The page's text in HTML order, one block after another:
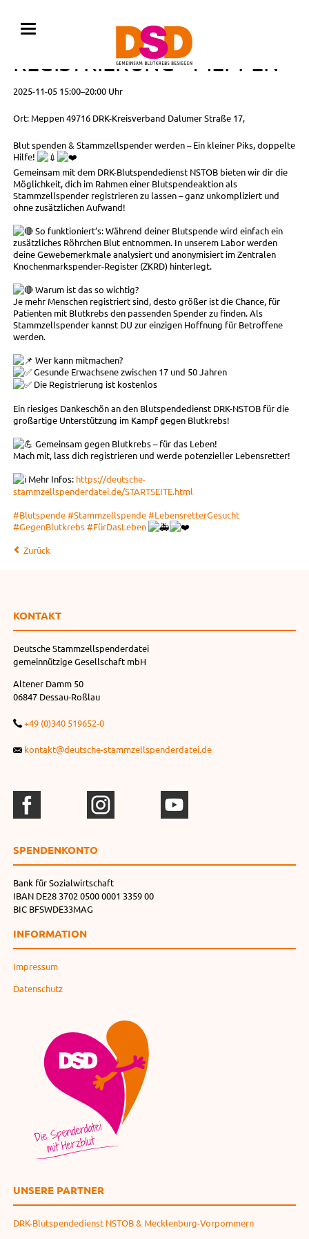
BLUTSPENDE MIT
REGISTRIERUNG • MEPPEN
2025-11-05 15:00–20:00 Uhr
Ort: Meppen 49716 DRK-Kreisverband Dalumer Straße 17,
Blut spenden & Stammzellspender werden – Ein kleiner Piks, doppelte
Hilfe!
Gemeinsam mit dem DRK-Blutspendedienst NSTOB bieten wir dir die
Möglichkeit, dich im Rahmen einer Blutspendeaktion als
Stammzellspender registrieren zu lassen – ganz unkompliziert und
ohne zusätzlichen Aufwand!
So funktioniert’s: Während deiner Blutspende wird einfach ein
zusätzliches Röhrchen Blut entnommen. In unserem Labor werden
deine Gewebemerkmale analysiert und anonymisiert im Zentralen
Knochenmarkspender-Register (ZKRD) hinterlegt.
Warum ist das so wichtig?
Je mehr Menschen registriert sind, desto größer ist die Chance, für
Patienten mit Blutkrebs den passenden Spender zu finden. Als
Stammzellspender kannst DU zur einzigen Hoffnung für Betroffene
werden.
Wer kann mitmachen?
Gesunde Erwachsene zwischen 17 und 50 Jahren
Die Registrierung ist kostenlos
Ein riesiges Dankeschön an den Blutspendedienst DRK-NSTOB für die
großartige Unterstützung im Kampf gegen Blutkrebs!
Gemeinsam gegen Blutkrebs – für das Leben!
Mach mit, lass dich registrieren und werde potenzieller Lebensretter!
Mehr Infos: https://deutsche-
stammzellspenderdatei.de/STARTSEITE.html
#Blutspende#Stammzellspende#LebensretterGesucht
#GegenBlutkrebs#FürDasLeben
Zurück
KONTAKT
Deutsche Stammzellspenderdatei
gemeinnützige Gesellschaft mbH
Altener Damm 50
06847 Dessau-Roßlau
+49 (0)340 519652-0
kontakt@deutsche-stammzellspenderdatei.de
SPENDEN­KONTO
Bank für Sozialwirtschaft
IBAN DE28 3702 0500 0001 3359 00
BIC BFSWDE33MAG
INFORMATION
Impressum
Datenschutz
UNSERE PARTNER
DRK-Blutspendedienst NSTOB & Mecklenburg-Vorpommern